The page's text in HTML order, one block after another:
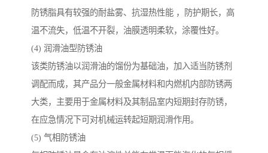
防锈脂具有较强的耐盐雾、抗湿热性能 ，防护期长，高
温不流失，低温不开裂，油膜透明柔软，涂覆性好。
(4) 润滑油型防锈油
该类防锈油以润滑油的馏份为基础油，加入适当防锈剂
调配而成，其产品分一般金属材料和内燃机内部防锈两
大类，主要用于金属材料及其制品室内短期封存防锈，
在应急情况下可对机械运转起短期润滑作用。
(5) 气相防锈油